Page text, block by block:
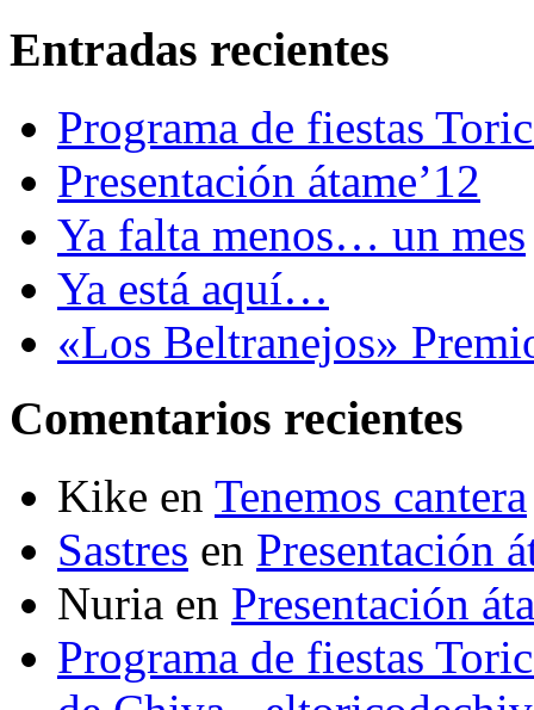
Entradas recientes
Programa de fiestas
Presentación átame’12
Ya falta menos… un mes
Ya está aquí…
«Los Beltranejos»
Comentarios recientes
Kike en Tenemos cantera
Sastres en Presentación
Nuria en Presentación
Programa de fiestas